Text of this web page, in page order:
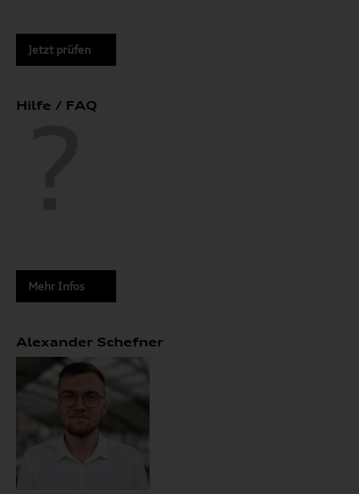
Jetzt prüfen
Hilfe / FAQ
Mehr Infos
Alexander Schefner